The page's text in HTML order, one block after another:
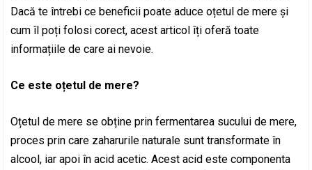
Dacă te întrebi ce beneficii poate aduce oțetul de mere și
cum îl poți folosi corect, acest articol îți oferă toate
informațiile de care ai nevoie.
Ce este oțetul de mere?
Oțetul de mere se obține prin fermentarea sucului de mere,
proces prin care zaharurile naturale sunt transformate în
alcool, iar apoi în acid acetic. Acest acid este componenta